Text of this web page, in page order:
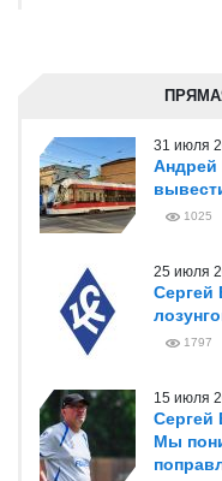
31 июля
Андрей
1025
25 июля
Сергей
1797
15 июля
Сергей
Мы